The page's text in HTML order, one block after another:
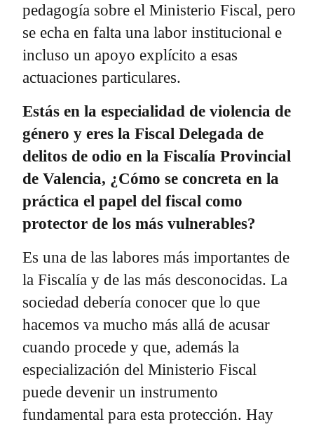
pedagogía sobre el Ministerio Fiscal, pero
se echa en falta una labor institucional e
incluso un apoyo explícito a esas
actuaciones particulares.
Estás en la especialidad de violencia de
género y eres la Fiscal Delegada de
delitos de odio en la Fiscalía Provincial
de Valencia, ¿Cómo se concreta en la
práctica el papel del fiscal como
protector de los más vulnerables?
Es una de las labores más importantes de
la Fiscalía y de las más desconocidas. La
sociedad debería conocer que lo que
hacemos va mucho más allá de acusar
cuando procede y que, además la
especialización del Ministerio Fiscal
puede devenir un instrumento
fundamental para esta protección. Hay